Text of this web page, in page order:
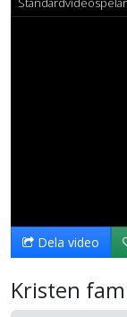
Dela video
Kristen